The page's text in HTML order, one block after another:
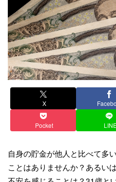
X
Pocket
自身の貯金が他人と比べて多
ことはありませんか？あるい